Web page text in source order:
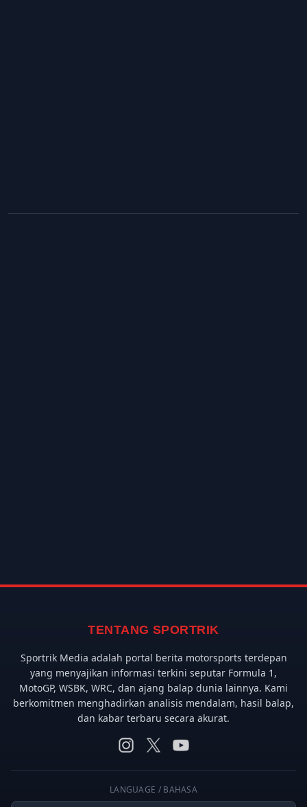
TENTANG SPORTRIK
Sportrik Media adalah portal berita motorsports terdepan
yang menyajikan informasi terkini seputar Formula 1,
MotoGP, WSBK, WRC, dan ajang balap dunia lainnya. Kami
berkomitmen menghadirkan analisis mendalam, hasil balap,
dan kabar terbaru secara akurat.
LANGUAGE / BAHASA